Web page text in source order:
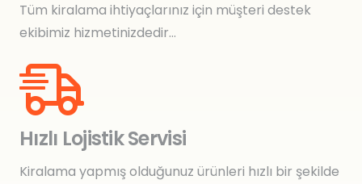
Tüm kiralama ihtiyaçlarınız için müşteri destek
ekibimiz hizmetinizdedir…
Hızlı Lojistik Servisi
Kiralama yapmış olduğunuz ürünleri hızlı bir şekilde